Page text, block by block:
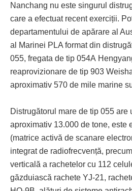
Nanchang nu este singurul
care a efectuat recent exerciții.
departamentului de apărare al
al Marinei PLA format din
055, fregata de tip 054A
reaprovizionare de tip 903
aproximativ 570 de mile marine
Distrugătorul mare de tip 055 are
aproximativ 13.000 de tone, este
(matrice activă de scanare
integrat de radiofrecvență,
verticală a rachetelor cu 112
găzduiască rachete YJ-21,